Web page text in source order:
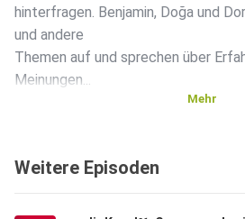
hinterfragen. Benjamin, Doğa und
und andere
Themen auf und sprechen über
Meinungen...
Mehr
Weitere Episoden